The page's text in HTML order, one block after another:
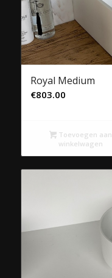
Royal Medium
€803.00
Toevoegen aan
winkelwagen